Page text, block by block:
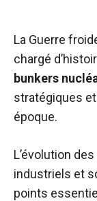
La Guerre
chargé
bunkers
stratégiques
époque.
L’évolution
industriels et
points